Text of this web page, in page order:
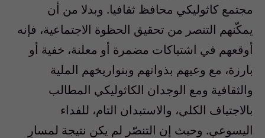
مجتمع كاثوليكي محافظ ثقافيا. وبدلا من أن
يمكّنهم التنصر من تحقيق الحظوة الاجتماعية، فإنه
أوقعهم في اشتباكات مضمرة أو معلنة، خفية أو
بارزة، مع وعيهم بذواتهم وبتواريخهم الملية
والثقافية ومع الوجدان الكاثوليكي المطالب
بالاجتياف الكلي، والاستبدان التام، للفداء
اليسوعي. وحيث إن التنصّر لم يكن نتيجة لمسارٍ